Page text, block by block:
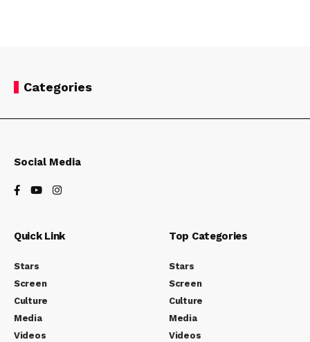
Categories
Social Media
Quick Link
Stars
Screen
Culture
Media
Videos
Top Categories
Stars
Screen
Culture
Media
Videos